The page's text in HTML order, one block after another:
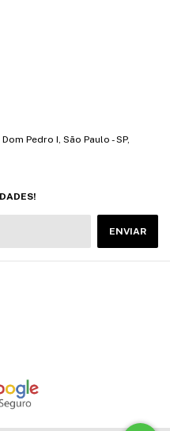
Pedro I, São Paulo - SP,